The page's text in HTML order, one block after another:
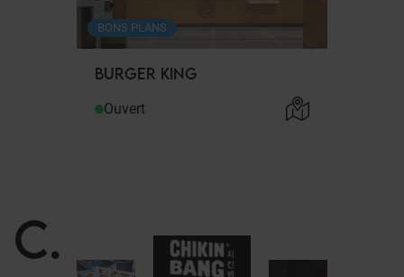
BURGER KING
BONS PLANS
Ouvert
C.